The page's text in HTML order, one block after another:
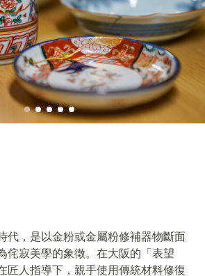
代，是以金粉或金屬粉修補器物斷面
侘寂美學的象徵。在大阪的「表望
匠人指導下，親手使用傳統材料修復